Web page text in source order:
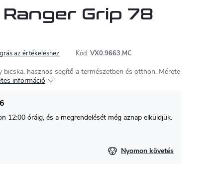
Grip 78
az értékeléshez Kód: VX0.9663.MC
hasznos segítő a természetben és otthon. Mérete
információ
12:00 óráig, és a megrendelését még aznap elküldjük.
Nyomon követés